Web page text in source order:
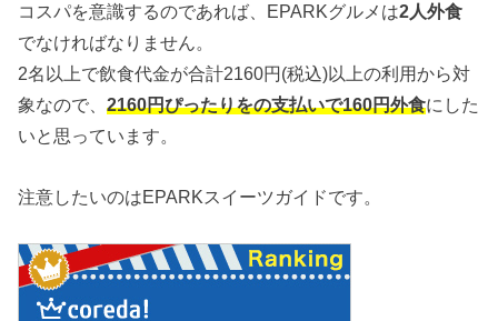
コスパを意識するのであれば、EPARKグルメは2人外食
でなければなりません。
2名以上で飲食代金が合計2160円(税込)以上の利用から対
象なので、2160円ぴったりをの支払いで160円外食にした
いと思っています。
注意したいのはEPARKスイーツガイドです。